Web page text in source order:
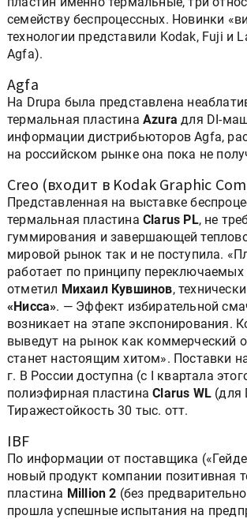
семейству беспроцессных. Новинки
технологии представили Kodak, Fuji и
Agfa).
Agfa
На Drupa была представлена
термальная пластина Azura для DI-
информации дистрибьюторов Agfa,
на российском рынке она пока не
Creo (входит в Kodak Graphic
Представленная на выставке
термальная пластина Clarus PL, не
гуммирования и завершающей
мировой рынок так и не поступила.
работает по принципу
отметил Михаил Кувшинов,
«Нисса». — Эффект избирательной
возникает на этапе экспонирования.
выведут на рынок как коммерческий
станет настоящим хитом». Поставки
г. В России доступна (с I квартала
полиэфирная пластинаClarus WL (для
Тиражестойкость 30 тыс. отт.
IBF
По информации от поставщика
новый продукт компании позитивная
пластина Million 2 (без
прошла успешные испытания на